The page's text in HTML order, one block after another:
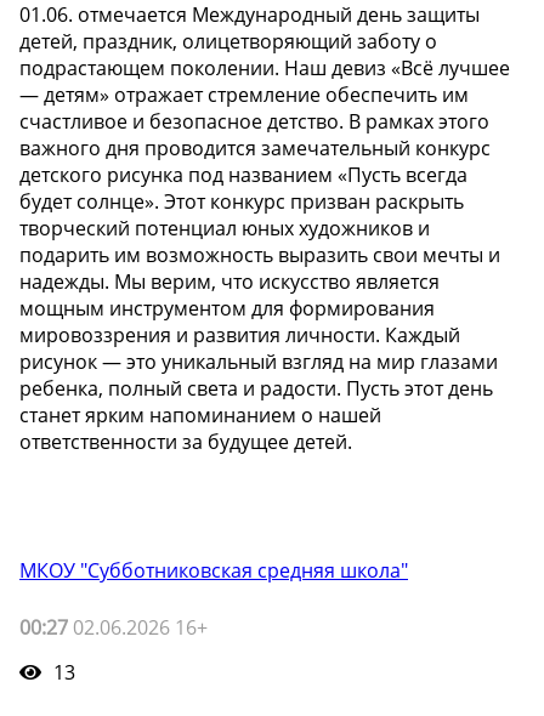
01.06. отмечается Международный день защиты
детей, праздник, олицетворяющий заботу о
подрастающем поколении. Наш девиз «Всё лучшее
— детям» отражает стремление обеспечить им
счастливое и безопасное детство. В рамках этого
важного дня проводится замечательный конкурс
детского рисунка под названием «Пусть всегда
будет солнце». Этот конкурс призван раскрыть
творческий потенциал юных художников и
подарить им возможность выразить свои мечты и
надежды. Мы верим, что искусство является
мощным инструментом для формирования
мировоззрения и развития личности. Каждый
рисунок — это уникальный взгляд на мир глазами
ребенка, полный света и радости. Пусть этот день
станет ярким напоминанием о нашей
ответственности за будущее детей.
МКОУ "Субботниковская средняя школа"
00:27 02.06.2026 16+
13